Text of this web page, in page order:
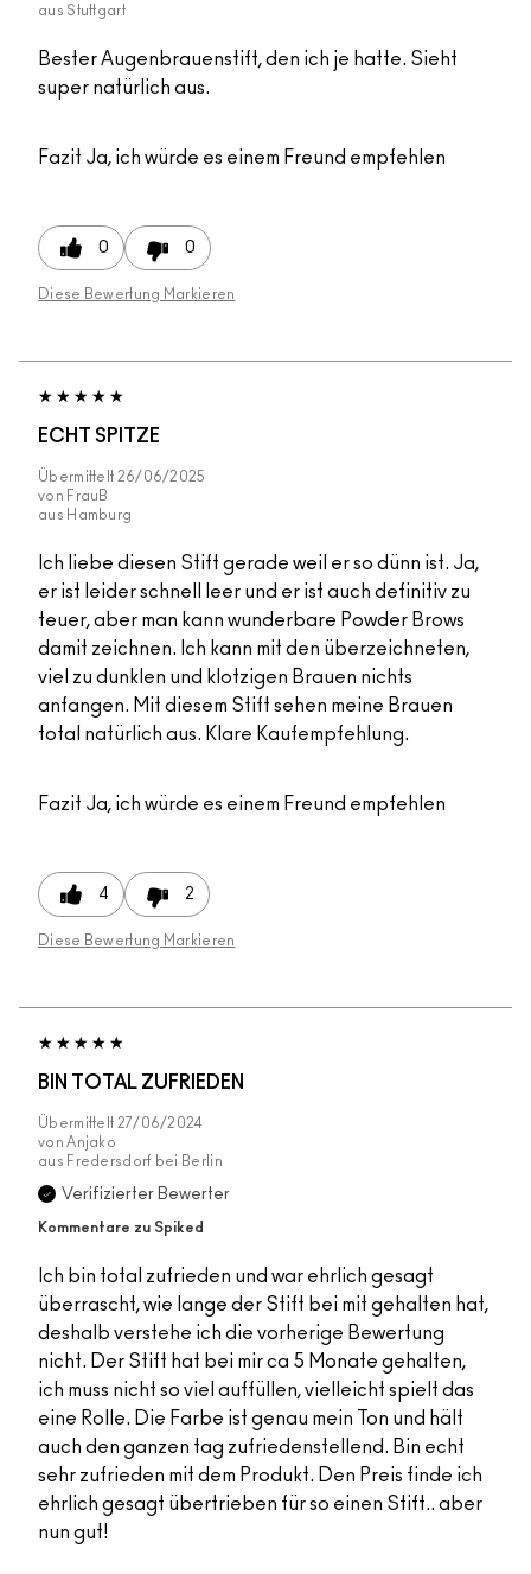
aus Stuttgart
Bester Augenbrauenstift, den ich je hatte. Sieht
super natürlich aus.
Fazit Ja, ich würde es einem Freund empfehlen
0 0
Diese Bewertung Markieren
ECHT SPITZE
Übermittelt 26/06/2025
von FrauB
aus Hamburg
Ich liebe diesen Stift gerade weil er so dünn ist. Ja,
er ist leider schnell leer und er ist auch definitiv zu
teuer, aber man kann wunderbare Powder Brows
damit zeichnen. Ich kann mit den überzeichneten,
viel zu dunklen und klotzigen Brauen nichts
anfangen. Mit diesem Stift sehen meine Brauen
total natürlich aus. Klare Kaufempfehlung.
Fazit Ja, ich würde es einem Freund empfehlen
4 2
Diese Bewertung Markieren
BIN TOTAL ZUFRIEDEN
Übermittelt 27/06/2024
von Anjako
aus Fredersdorf bei Berlin
Verifizierter Bewerter
Kommentare zu Spiked
Ich bin total zufrieden und war ehrlich gesagt
überrascht, wie lange der Stift bei mit gehalten hat,
deshalb verstehe ich die vorherige Bewertung
nicht. Der Stift hat bei mir ca 5 Monate gehalten,
ich muss nicht so viel auffüllen, vielleicht spielt das
eine Rolle. Die Farbe ist genau mein Ton und hält
auch den ganzen tag zufriedenstellend. Bin echt
sehr zufrieden mit dem Produkt. Den Preis finde ich
ehrlich gesagt übertrieben für so einen Stift.. aber
nun gut!